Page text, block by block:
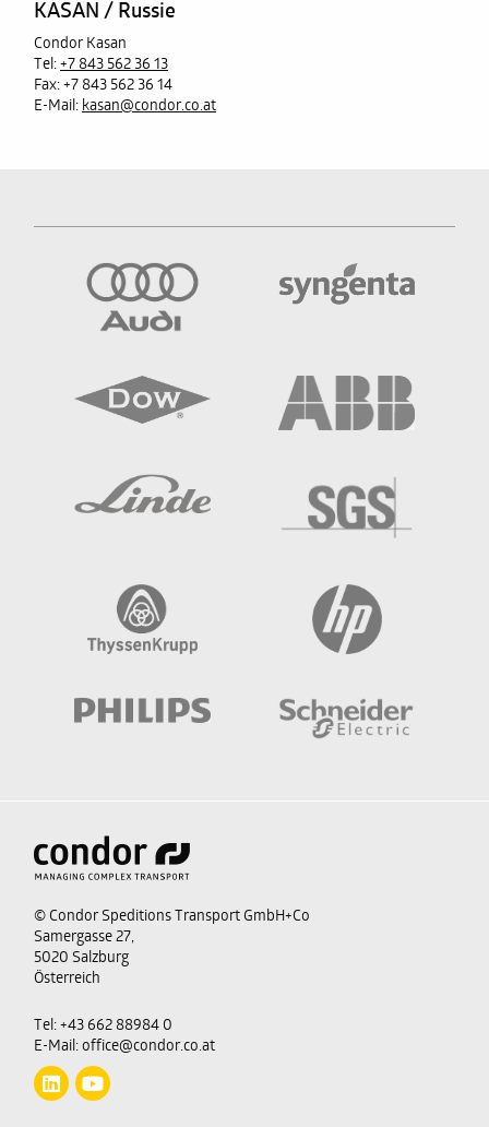
Export Autriche 2016
EN SAVOIR PLUS
sur la voie du succès.
KASAN / Russie
Condor Kasan
Tel: +7 843 562 36 13
Fax: +7 843 562 36 14
E-Mail: kasan@condor.co.at
© Condor Speditions Transport GmbH+Co
Samergasse 27,
5020 Salzburg
Österreich
Tel: +43 662 88984 0
E-Mail: office@condor.co.at